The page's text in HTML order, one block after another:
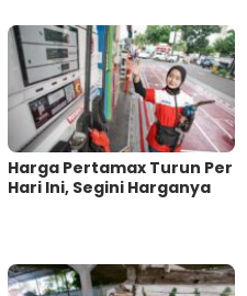
Harga Pertamax Turun Per
Hari Ini, Segini Harganya